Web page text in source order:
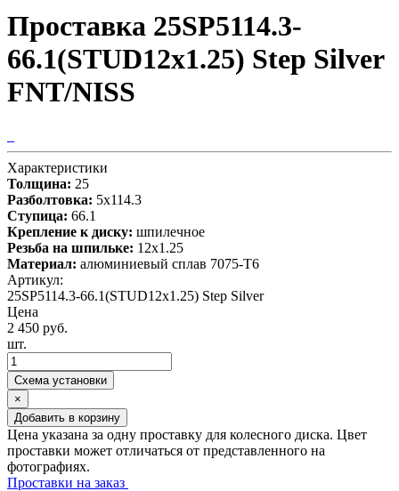
Проставка 25SP5114.3-
66.1(STUD12x1.25) Step Silver
FNT/NISS
Характеристики
Толщина: 25
Разболтовка: 5x114.3
Ступица: 66.1
Крепление к диску: шпилечное
Резьба на шпильке: 12x1.25
Материал: алюминиевый сплав 7075-T6
Артикул:
25SP5114.3-66.1(STUD12x1.25) Step Silver
Цена
2 450 руб.
шт.
Схема установки
×
Добавить в корзину
Цена указана за одну проставку для колесного диска. Цвет
проставки может отличаться от представленного на
фотографиях.
Проставки на заказ